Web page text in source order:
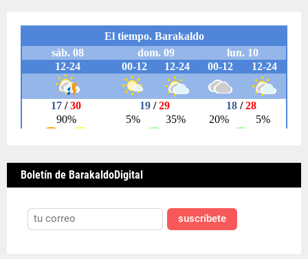
Boletín de BarakaldoDigital
suscríbete